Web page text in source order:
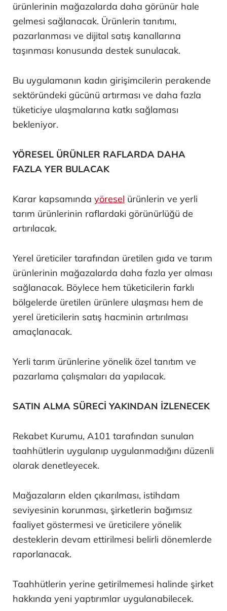
ürünlerinin mağazalarda daha görünür hale
gelmesi sağlanacak. Ürünlerin tanıtımı,
pazarlanması ve dijital satış kanallarına
taşınması konusunda destek sunulacak.
Bu uygulamanın kadın girişimcilerin perakende
sektöründeki gücünü artırması ve daha fazla
tüketiciye ulaşmalarına katkı sağlaması
bekleniyor.
YÖRESEL ÜRÜNLER RAFLARDA DAHA
FAZLA YER BULACAK
Karar kapsamında yöresel ürünlerin ve yerli
tarım ürünlerinin raflardaki görünürlüğü de
artırılacak.
Yerel üreticiler tarafından üretilen gıda ve tarım
ürünlerinin mağazalarda daha fazla yer alması
sağlanacak. Böylece hem tüketicilerin farklı
bölgelerde üretilen ürünlere ulaşması hem de
yerel üreticilerin satış hacminin artırılması
amaçlanacak.
Yerli tarım ürünlerine yönelik özel tanıtım ve
pazarlama çalışmaları da yapılacak.
SATIN ALMA SÜRECİ YAKINDAN İZLENECEK
Rekabet Kurumu, A101 tarafından sunulan
taahhütlerin uygulanıp uygulanmadığını düzenli
olarak denetleyecek.
Mağazaların elden çıkarılması, istihdam
seviyesinin korunması, şirketlerin bağımsız
faaliyet göstermesi ve üreticilere yönelik
desteklerin devam ettirilmesi belirli dönemlerde
raporlanacak.
Taahhütlerin yerine getirilmemesi halinde şirket
hakkında yeni yaptırımlar uygulanabilecek.